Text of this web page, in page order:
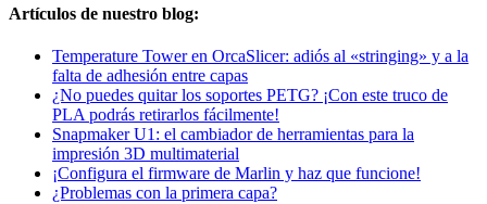
Artículos de nuestro blog:
Temperature Tower en OrcaSlicer: adiós al «stringing» y a la
falta de adhesión entre capas
¿No puedes quitar los soportes PETG? ¡Con este truco de
PLA podrás retirarlos fácilmente!
Snapmaker U1: el cambiador de herramientas para la
impresión 3D multimaterial
¡Configura el firmware de Marlin y haz que funcione!
¿Problemas con la primera capa?